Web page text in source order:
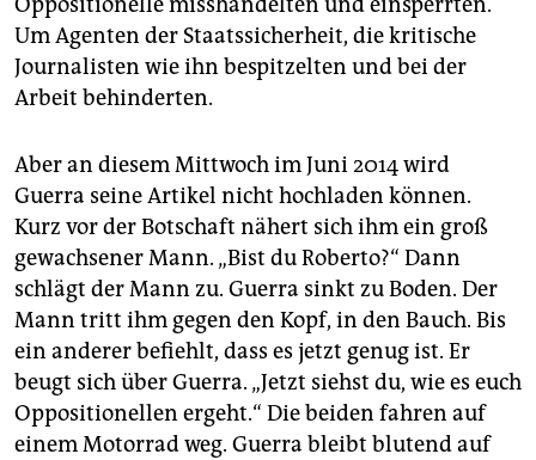
Um Agenten der Staatssicherheit, die kritische
Journalisten wie ihn bespitzelten und bei der
Arbeit behinderten.
Aber an diesem Mittwoch im Juni 2014 wird
Guerra seine Artikel nicht hochladen können.
Kurz vor der Botschaft nähert sich ihm ein groß
gewachsener Mann. „Bist du Roberto?“ Dann
schlägt der Mann zu. Guerra sinkt zu Boden. Der
Mann tritt ihm gegen den Kopf, in den Bauch. Bis
ein anderer befiehlt, dass es jetzt genug ist. Er
beugt sich über Guerra. „Jetzt siehst du, wie es euch
Oppositionellen ergeht.“ Die beiden fahren auf
einem Motorrad weg. Guerra bleibt blutend auf